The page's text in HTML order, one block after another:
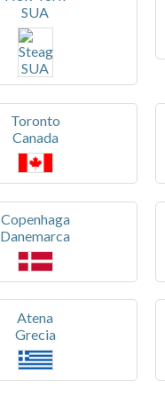
SUA
Toronto
Canada
Copenhaga
Danemarca
Atena
Grecia